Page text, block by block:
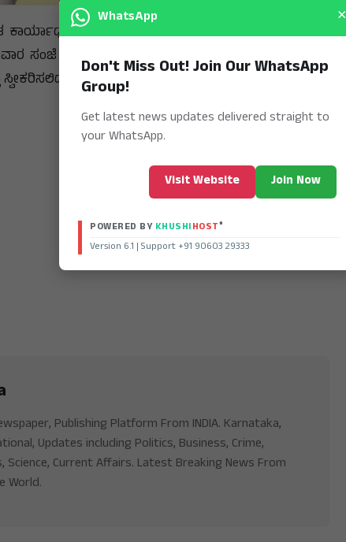
ಡಾ. ಪ್ರಭಾಕರ ಕೋರೆ ಅವರಿಗೆ ಭಾರತ ಸರ್ಕಾರದಿಂದ
ಸಂಜೆ 5 ಕ್ಕೆ ಪ್ರದಾನ ಮಾಡಲಾಗುತ್ತಿದೆ. ನವದೆಹಲಿಯ ರಾಷ್ಟ್ರಪತಿ
Publishing Platform From INDIA. Karnataka,
Updates including Politics, Business, Crime,
Science, Current Affairs. Latest Breaking News From
World.
WhatsApp ×
Don't Miss Out! Join Our WhatsApp
Group!
Get latest news updates delivered straight to
your WhatsApp.
Visit Website Join Now
POWERED BY KHUSHIHOST®
Version 6.1 | Support +91 90603 29333